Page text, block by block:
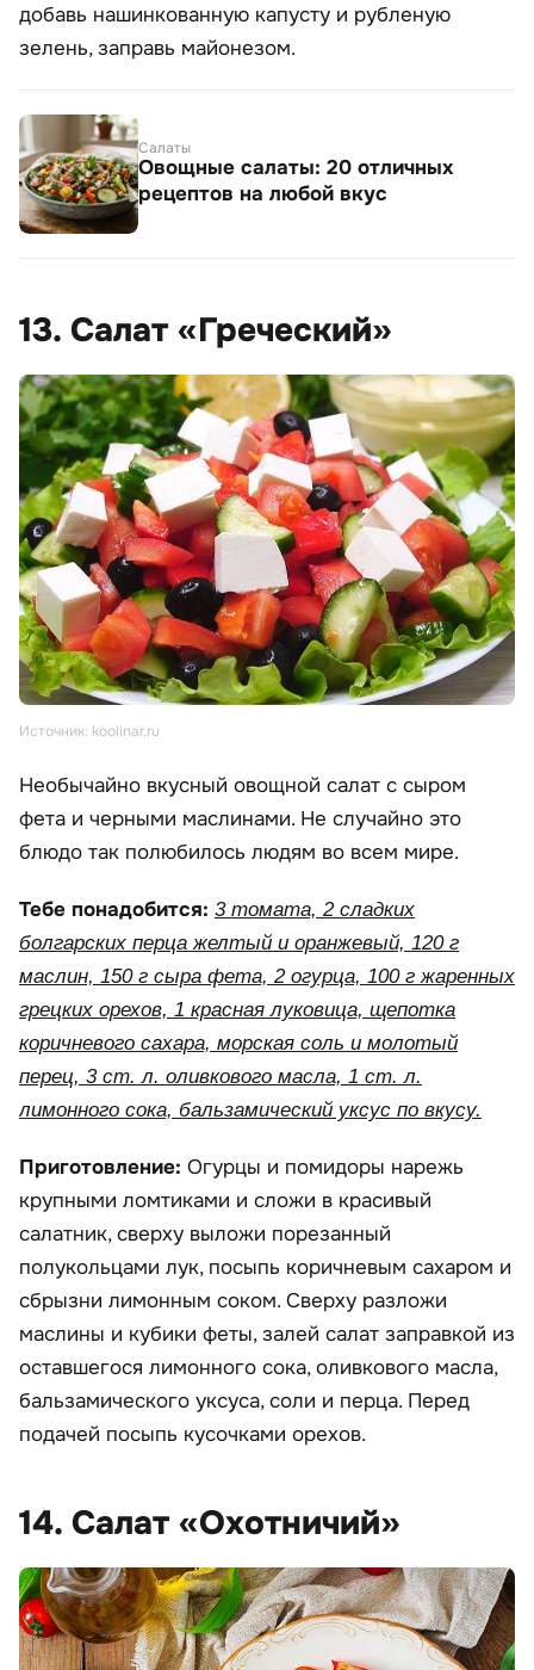
добавь нашинкованную капусту и рубленую
зелень, заправь майонезом.
Салаты
Овощные салаты: 20 отличных
рецептов на любой вкус
13. Салат «Греческий»
Источник: koolinar.ru
Необычайно вкусный овощной салат с сыром
фета и черными маслинами. Не случайно это
блюдо так полюбилось людям во всем мире.
Тебе понадобится: 3 томата, 2 сладких
болгарских перца желтый и оранжевый, 120 г
маслин, 150 г сыра фета, 2 огурца, 100 г жаренных
грецких орехов, 1 красная луковица, щепотка
коричневого сахара, морская соль и молотый
перец, 3 ст. л. оливкового масла, 1 ст. л.
лимонного сока, бальзамический уксус по вкусу.
Приготовление: Огурцы и помидоры нарежь
крупными ломтиками и сложи в красивый
салатник, сверху выложи порезанный
полукольцами лук, посыпь коричневым сахаром и
сбрызни лимонным соком. Сверху разложи
маслины и кубики феты, залей салат заправкой из
оставшегося лимонного сока, оливкового масла,
бальзамического уксуса, соли и перца. Перед
подачей посыпь кусочками орехов.
14. Салат «Охотничий»